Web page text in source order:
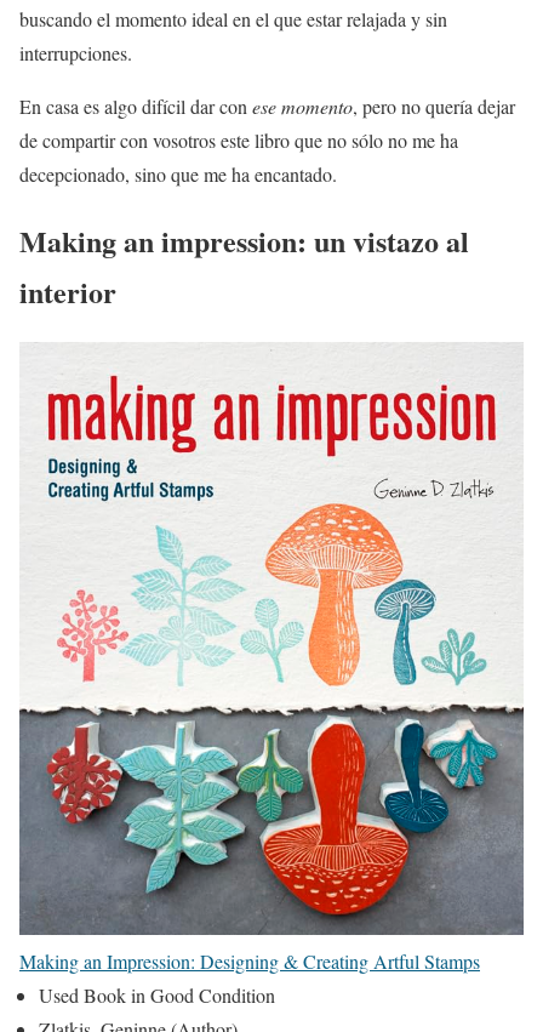
buscando el momento ideal en el que estar relajada y sin
interrupciones.
En casa es algo difícil dar conese momento, pero no quería dejar
de compartir con vosotros este libro que no sólo no me ha
decepcionado, sino que me ha encantado.
Making an impression: un vistazo al
interior
Making an Impression: Designing & Creating Artful Stamps
Used Book in Good Condition